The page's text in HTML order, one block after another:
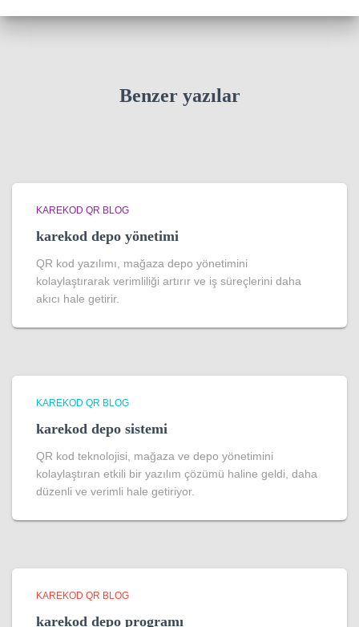
Benzer yazılar
KAREKOD QR BLOG
karekod depo yönetimi
QR kod yazılımı, mağaza depo yönetimini
kolaylaştırarak verimliliği artırır ve iş süreçlerini daha
akıcı hale getirir.
KAREKOD QR BLOG
karekod depo sistemi
QR kod teknolojisi, mağaza ve depo yönetimini
kolaylaştıran etkili bir yazılım çözümü haline geldi, daha
düzenli ve verimli hale getiriyor.
KAREKOD QR BLOG
karekod depo programı